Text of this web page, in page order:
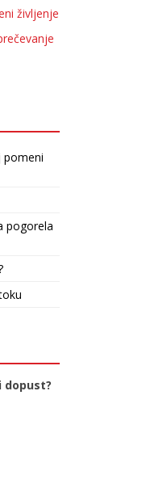
življenje
pomeni
pogorela
dopust?